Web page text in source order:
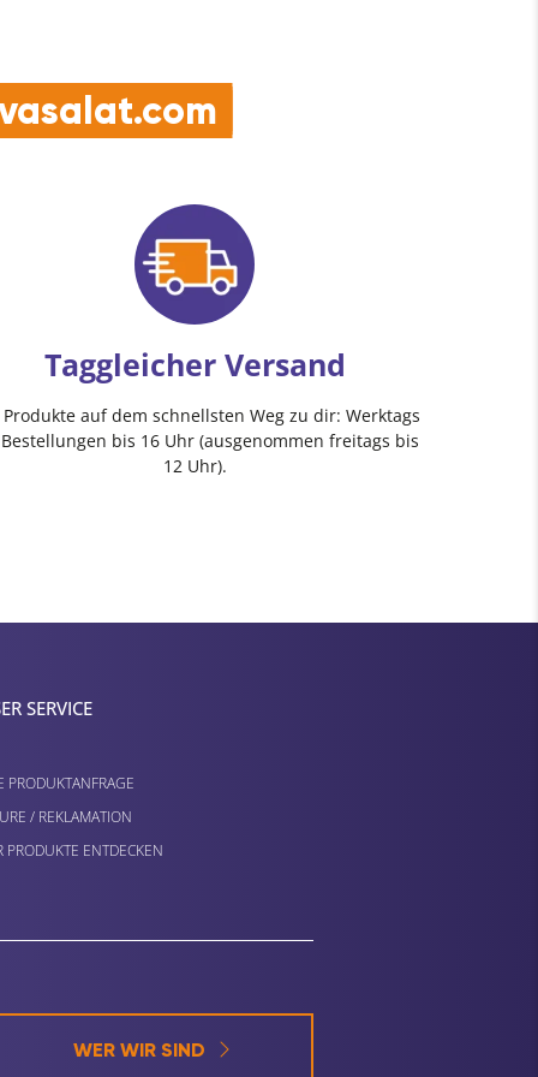
Taggleicher Versand
auf dem schnellsten Weg zu dir: Werktags
bis 16 Uhr (ausgenommen freitags bis
12 Uhr).
SERVICE
PRODUKTANFRAGE
/ REKLAMATION
PRODUKTE ENTDECKEN
WER WIR SIND